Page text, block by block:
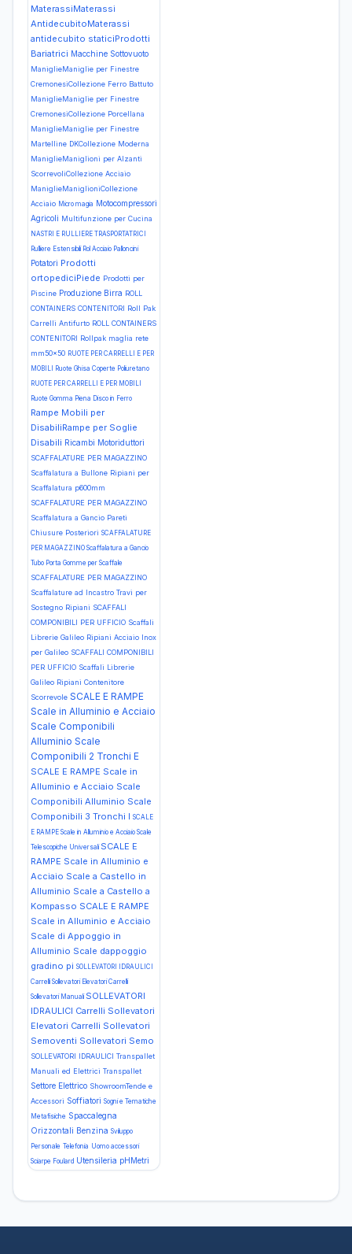
MaterassiMaterassi
AntidecubitoMaterassi
antidecubito staticiProdotti
Bariatrici Macchine Sottovuoto
ManiglieManiglie per Finestre
CremonesiCollezione Ferro Battuto
ManiglieManiglie per Finestre
CremonesiCollezione Porcellana
ManiglieManiglie per Finestre
Martelline DKCollezione Moderna
ManiglieManiglioni per Alzanti
ScorrevoliCollezione Acciaio
ManiglieManiglioniCollezione
Acciaio Micro magia Motocompressori
Agricoli Multifunzione per Cucina
NASTRI E RULLIERE TRASPORTATRICI
Rulliere Estensibili Rol Acciaio Palloncini
Potatori Prodotti
ortopediciPiede Prodotti per
Piscine Produzione Birra ROLL
CONTAINERS CONTENITORI Roll Pak
Carrelli Antifurto ROLL CONTAINERS
CONTENITORI Rollpak maglia rete
mm50x50 RUOTE PER CARRELLI E PER
MOBILI Ruote Ghisa Coperte Poliuretano
RUOTE PER CARRELLI E PER MOBILI
Ruote Gomma Piena Disco in Ferro
Rampe Mobili per
DisabiliRampe per Soglie
Disabili Ricambi Motoriduttori
SCAFFALATURE PER MAGAZZINO
Scaffalatura a Bullone Ripiani per
Scaffalatura p600mm
SCAFFALATURE PER MAGAZZINO
Scaffalatura a Gancio Pareti
Chiusure Posteriori SCAFFALATURE
PER MAGAZZINO Scaffalatura a Gancio
Tubo Porta Gomme per Scaffale
SCAFFALATURE PER MAGAZZINO
Scaffalature ad Incastro Travi per
Sostegno Ripiani SCAFFALI
COMPONIBILI PER UFFICIO Scaffali
Librerie Galileo Ripiani Acciaio Inox
per Galileo SCAFFALI COMPONIBILI
PER UFFICIO Scaffali Librerie
Galileo Ripiani Contenitore
Scorrevole SCALE E RAMPE
Scale in Alluminio e Acciaio
Scale Componibili
Alluminio Scale
Componibili 2 Tronchi E
SCALE E RAMPE Scale in
Alluminio e Acciaio Scale
Componibili Alluminio Scale
Componibili 3 Tronchi I SCALE
E RAMPE Scale in Alluminio e Acciaio Scale
Telescopiche Universali SCALE E
RAMPE Scale in Alluminio e
Acciaio Scale a Castello in
Alluminio Scale a Castello a
Kompasso SCALE E RAMPE
Scale in Alluminio e Acciaio
Scale di Appoggio in
Alluminio Scale dappoggio
gradino pi SOLLEVATORI IDRAULICI
Carrelli Sollevatori Elevatori Carrelli
Sollevatori Manuali SOLLEVATORI
IDRAULICI Carrelli Sollevatori
Elevatori Carrelli Sollevatori
Semoventi Sollevatori Semo
SOLLEVATORI IDRAULICI Transpallet
Manuali ed Elettrici Transpallet
Settore Elettrico ShowroomTende e
Accessori Soffiatori Sogni e Tematiche
Metafisiche Spaccalegna
Orizzontali Benzina Sviluppo
Personale Telefonia Uomo accessori
Sciarpe Foulard Utensileria pHMetri